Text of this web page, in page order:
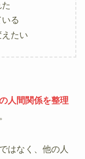
る
たい
人間関係を整理
はなく、他の人